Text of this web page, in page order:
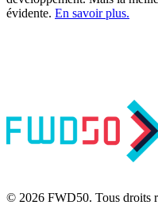
évidente. En savoir plus.
© 2026 FWD50. Tous droits